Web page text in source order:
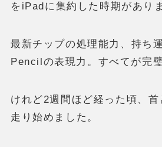
をiPadに集約した時期があり
最新チップの処理能力、持ち
Pencilの表現力。すべてが完
けれど2週間ほど経った頃、
走り始めました。